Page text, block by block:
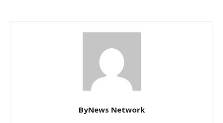
ByNews Network